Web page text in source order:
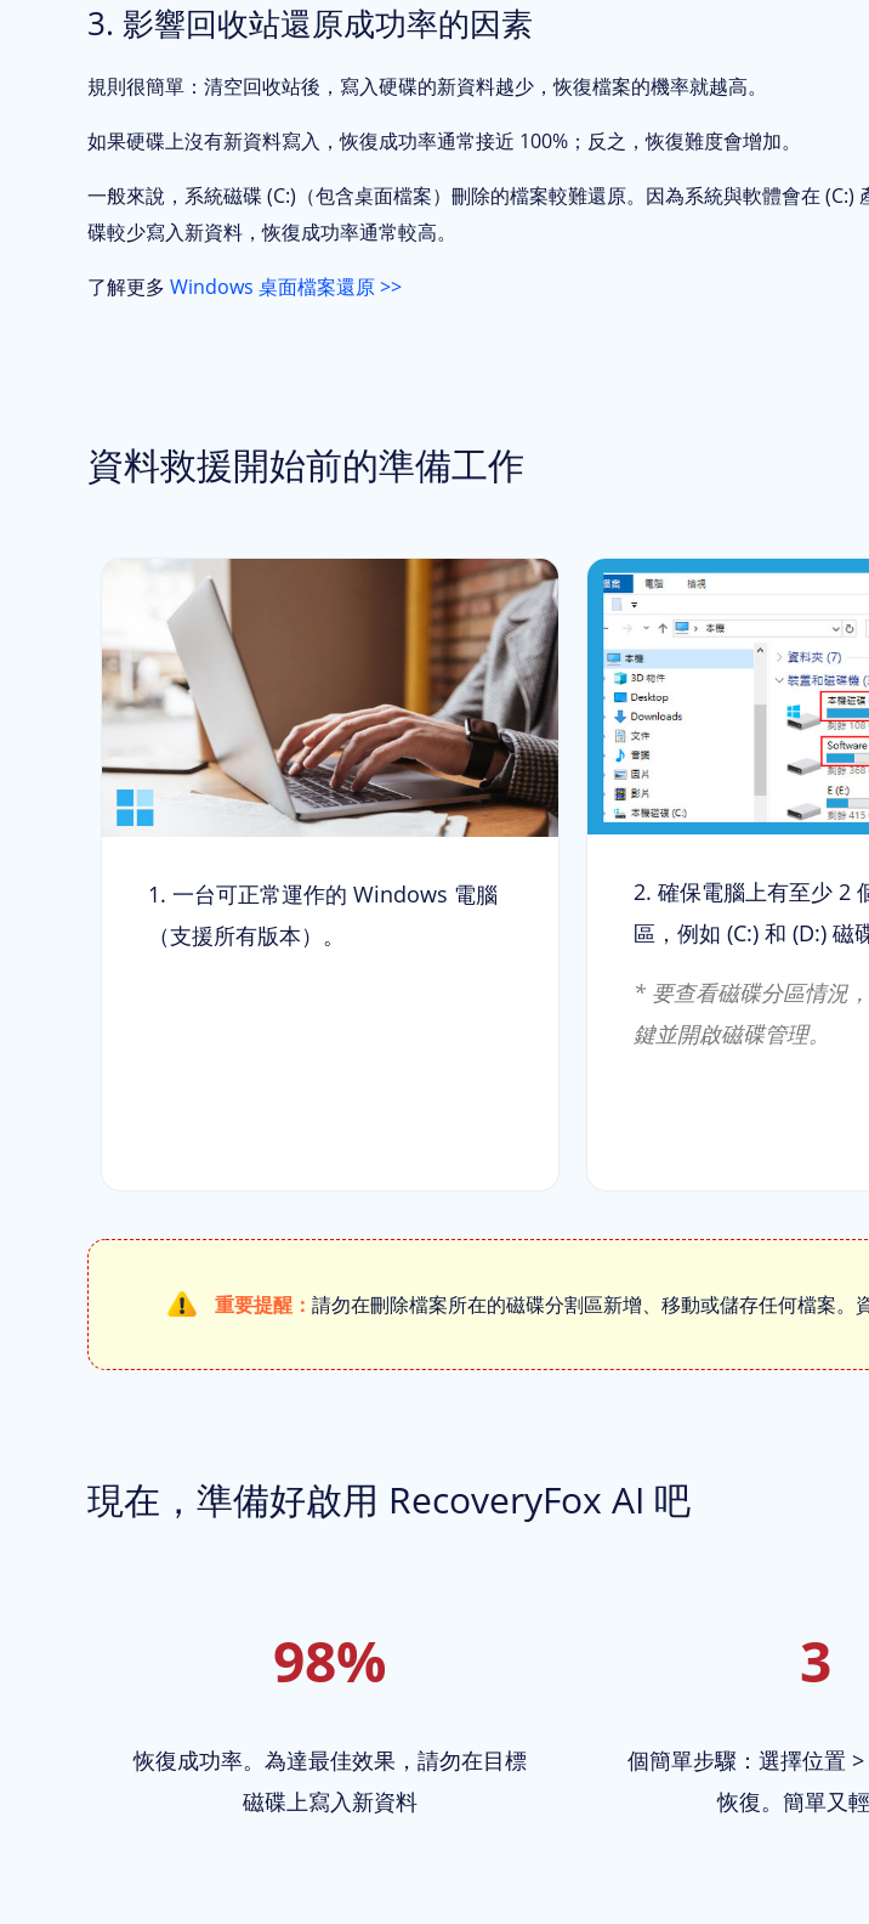
3. 影響回收站還原成功率的因素
規則很簡單：清空回收站後，寫入硬碟的新資料越少，恢復檔案的機率就越高。
如果硬碟上沒有新資料寫入，恢復成功率通常接近 100%；反之，恢復難度會增加。
一般來說，系統磁碟 (C:)（包含桌面檔案）刪除的檔案較難還原。因為系統與軟體會在
碟較少寫入新資料，恢復成功率通常較高。
了解更多 Windows 桌面檔案還原 >>
資料救援開始前的準備工作
1. 一台可正常運作的 Windows 電腦
（支援所有版本）。
2. 確保電腦上有至少 2
區，例如 (C:) 和 (D:) 磁碟
* 要查看磁碟分區情況
鍵並開啟磁碟管理。
重要提醒： 請勿在刪除檔案所在的磁碟分割區新增、移動或儲存任何檔案。
現在，準備好啟用 RecoveryFox AI 吧
98%
恢復成功率。為達最佳效果，請勿在目標
磁碟上寫入新資料
3
個簡單步驟：選擇位置
恢復。簡單又輕